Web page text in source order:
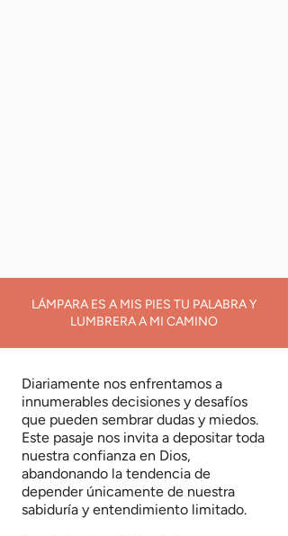
LÁMPARA ES A MIS PIES TU PALABRA Y
LUMBRERA A MI CAMINO
Diariamente nos enfrentamos a
innumerables decisiones y desafíos
que pueden sembrar dudas y miedos.
Este pasaje nos invita a depositar toda
nuestra confianza en Dios,
abandonando la tendencia de
depender únicamente de nuestra
sabiduría y entendimiento limitado.